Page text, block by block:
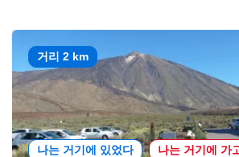
거리 2 km
나는 거기에 있었다 나는 거기에 가